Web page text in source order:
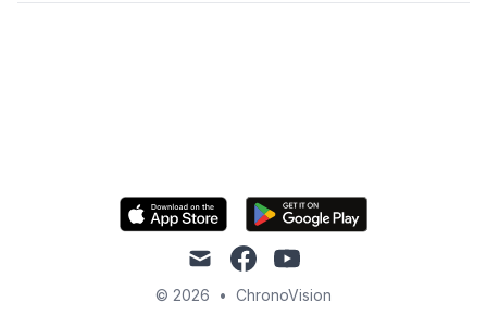
mail facebookyoutube
© 2026 • ChronoVision